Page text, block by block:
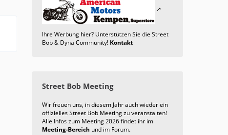
Ihre Werbung hier? Unterstützen Sie die Street
Bob & Dyna Community! Kontakt
Street Bob Meeting
Wir freuen uns, in diesem Jahr auch wieder ein
offizielles Street Bob Meeting zu veranstalten!
Alle Infos zum Meeting 2026 findet ihr im
Meeting-Bereich und im Forum.